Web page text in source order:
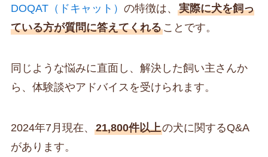
DOQAT（ドキャット） の特徴は、 実際に犬を飼っ
ている方が質問に答えてくれることです。
同じような悩みに直面し、解決した飼い主さんか
ら、体験談やアドバイスを受けられます。
2024年7月現在、 21,800件以上の犬に関するQ&A
があります。